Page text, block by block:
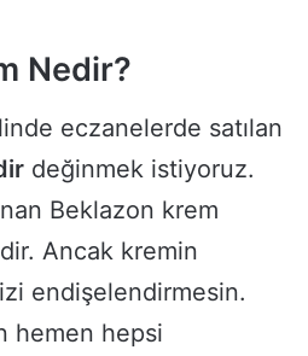
Nedir?
eczanelerde satılan
değinmek istiyoruz.
Beklazon krem
Ancak kremin
endişelendirmesin.
hemen hepsi